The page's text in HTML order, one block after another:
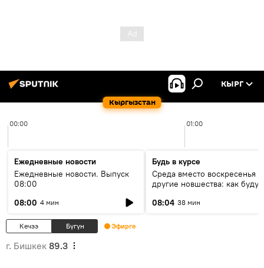
Кыргызстан
КЫРГ
00:00 01:00
Ежедневные новости
Ежедневные новости. Выпуск
08:00
08:00 4 мин
Будь в курсе
Среда вместо воскресенья и
другие новшества: как будут
08:04 38 мин
Кечээ Бүгүн Эфирге
г. Бишкек 89.3